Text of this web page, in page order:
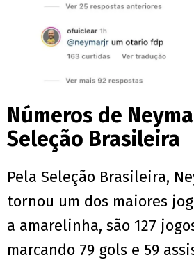
Números de
Seleção Brasileira
Pela Seleção Brasileira,
tornou um dos maiores
a amarelinha, são 127
marcando 79 gols e 59